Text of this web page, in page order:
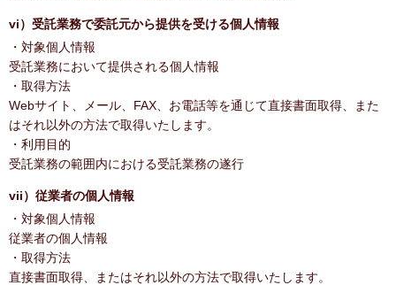
vi）受託業務で委託元から提供を受ける個人情報
・対象個人情報
受託業務において提供される個人情報
・取得方法
Webサイト、メール、FAX、お電話等を通じて直接書面取得、また
はそれ以外の方法で取得いたします。
・利用目的
受託業務の範囲内における受託業務の遂行
vii）従業者の個人情報
・対象個人情報
従業者の個人情報
・取得方法
直接書面取得、またはそれ以外の方法で取得いたします。